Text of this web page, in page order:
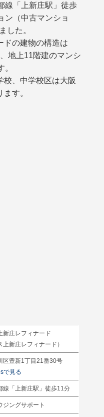
線「上新庄駅」徒歩
ン（中古マンショ
した。
ドの建物の構造は
地上11階建のマンシ
校、中学校区は大阪
す。
新庄レフィナード
上新庄レフィナード）
区豊新1丁目21番30号
で見る
線「上新庄駅」徒歩11分
ジングサポート